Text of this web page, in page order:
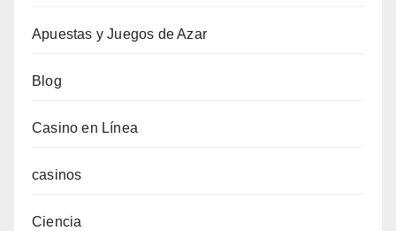
Apuestas y Juegos de Azar
Blog
Casino en Línea
casinos
Ciencia